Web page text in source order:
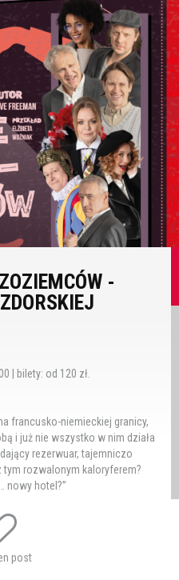
-
| bilety: od 120 zł.
francusko-niemieckiej granicy,
i już nie wszystko w nim działa
rezerwuar, tajemniczo
rozwalonym kaloryferem?
nowy hotel?”
i kierownik hotelu, który nigdy
wiecznie podchmielony portier,
Przez swoje roztargnienie
post